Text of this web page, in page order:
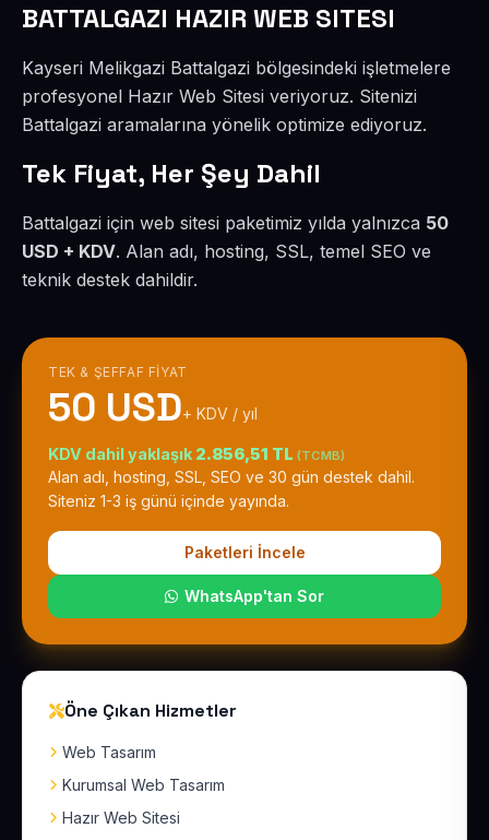
BATTALGAZI HAZIR WEB SITESI
Kayseri Melikgazi Battalgazi bölgesindeki işletmelere
profesyonel Hazır Web Sitesi veriyoruz. Sitenizi
Battalgazi aramalarına yönelik optimize ediyoruz.
Tek Fiyat, Her Şey Dahil
Battalgazi için web sitesi paketimiz yılda yalnızca 50
USD + KDV. Alan adı, hosting, SSL, temel SEO ve
teknik destek dahildir.
TEK & ŞEFFAF FIYAT
50 USD+ KDV / yıl
KDV dahil yaklaşık 2.856,51 TL (TCMB)
Alan adı, hosting, SSL, SEO ve 30 gün destek dahil.
Siteniz 1-3 iş günü içinde yayında.
Paketleri İncele
WhatsApp'tan Sor
Öne Çıkan Hizmetler
Web Tasarım
Kurumsal Web Tasarım
Hazır Web Sitesi